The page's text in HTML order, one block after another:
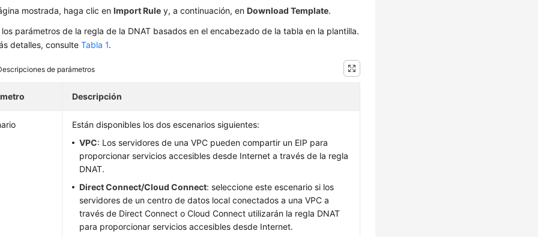
mostrada, haga clic enImport Rule y, a continuación, enDownload Template.
los parámetros de la regla de la DNAT basados en el encabezado de la tabla en la plantilla.
detalles, consulteTabla 1.
de parámetros
Descripción
Están disponibles los dos escenarios siguientes:
VPC: Los servidores de una VPC pueden compartir un EIP para
proporcionar servicios accesibles desde Internet a través de la regla
DNAT.
Direct Connect/Cloud Connect: seleccione este escenario si los
servidores de un centro de datos local conectados a una VPC a
través de Direct Connect o Cloud Connect utilizarán la regla DNAT
para proporcionar servicios accesibles desde Internet.